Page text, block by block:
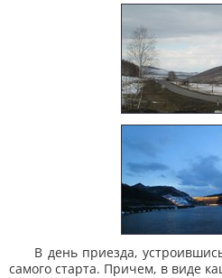
В день приезда,
самого старта. Причем, в виде